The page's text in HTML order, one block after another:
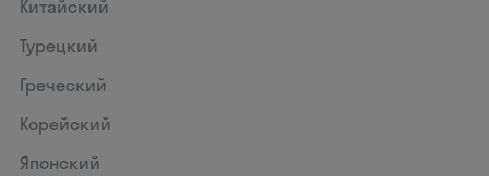
Китайский
Турецкий
Греческий
Корейский
Японский